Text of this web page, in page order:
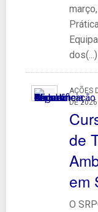
dos(...)
AÇÕES
DE 2026
de
em
O